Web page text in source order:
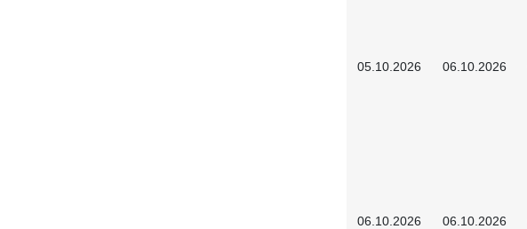
05.10.2026 06.10.2026
06.10.2026 06.10.2026